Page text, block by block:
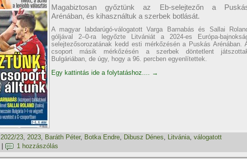
Magabiztosan győztünk az Eb-selejtezőn a
Arénában, és kihasználtuk a szerbek botlását.
A magyar labdarúgó-válogatott Varga Barnabás és Sallai
góljával 2–0-ra legyőzte Litvániát a 2024-es Európa-
selejtezősorozatának kedd esti mérkőzésén a Puskás Arénában.
csoport másik mérkőzésén a szerbek döntetlent
Bulgáriában, de úgy, hogy a 96. percben egyenlítettek.
Egy kattintás ide a folytatáshoz.... →
2022/23, 2023, Baráth Péter, Botka Endre, Dibusz Dénes, Litvánia, válogatott
1 hozzászólás